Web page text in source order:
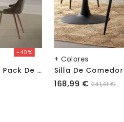
-40%
S
Illa De Comedor Seul Pack De 4
+ Colores
Precio
168,99 € 241,41 €